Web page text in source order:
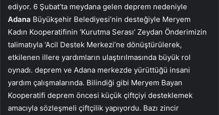
ediyor. 6 Şubat’ta meydana gelen deprem nedeniyle
Adana Büyükşehir Belediyesi’nin desteğiyle Meryem
Kadın Kooperatifinin ‘Kurutma Serası’ Zeydan Önderimizin
talimatıyla ‘Acil Destek Merkezi’ne dönüştürülerek,
etkilenen illere yardımların ulaştırılmasında büyük rol
oynadı. deprem ve Adana merkezde yürüttüğü insani
yardım çalışmalarında. Bilindiği gibi Meryem Bayan
Kooperatifi deprem öncesi küçük çiftçiyi desteklemek
amacıyla sözleşmeli çiftçilik yapıyordu. Bazı zincir